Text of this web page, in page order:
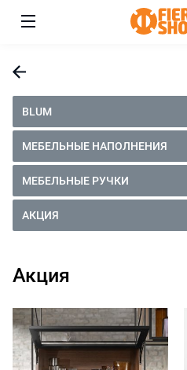
BLUM
МЕБЕЛЬНЫЕ НАПОЛНЕНИЯ
МЕБЕЛЬНЫЕ РУЧКИ
АКЦИЯ
Акция